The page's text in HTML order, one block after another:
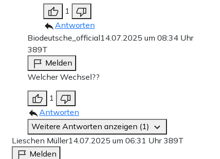
1
Antworten
Biodeutsche_official14.07.2025 um 08:34 Uhr
389T
Melden
Welcher Wechsel??
1
Antworten
Weitere Antworten anzeigen (1)
Lieschen Müller14.07.2025 um 06:31 Uhr389T
Melden